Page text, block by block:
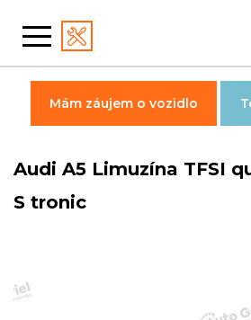
Audi A5 Limuzína TFSI
S tronic
Mám záujem o vozidlo